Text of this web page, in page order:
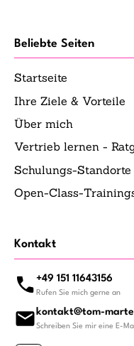
Beliebte Seiten
Startseite
Ihre Ziele & Vorteile
Über mich
Vertrieb lernen -
Schulungs-Standorte
Open-Class-
Kontakt
+49 151 11643156
Rufen Sie mich gerne an
kontakt@tom-
Schreiben Sie mir eine E-